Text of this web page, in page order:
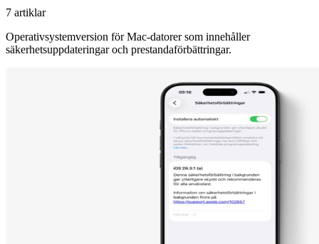
7 artiklar
Operativsystemversion för Mac-datorer som innehåller
säkerhetsuppdateringar och prestandaförbättringar.